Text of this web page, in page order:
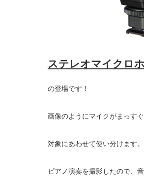
ステレオマイクロ
の登場です！
画像のようにマイクがまっす
対象にあわせて使い分けます
ピアノ演奏を撮影したので、